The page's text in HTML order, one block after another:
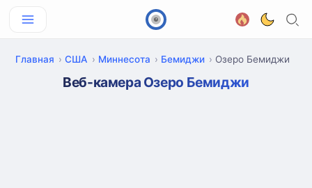
Главная США Миннесота Бемиджи Озеро Бемиджи
Веб-камера Озеро Бемиджи